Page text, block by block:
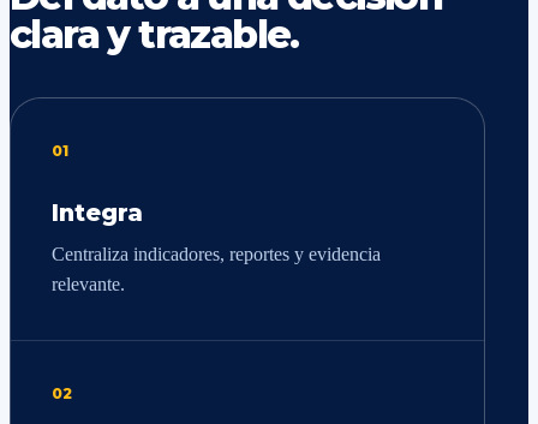
clara y trazable.
01
Integra
Centraliza indicadores, reportes y evidencia
relevante.
02